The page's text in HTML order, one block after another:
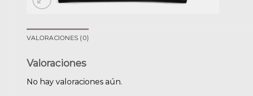
VALORACIONES (0)
Valoraciones
No hay valoraciones aún.